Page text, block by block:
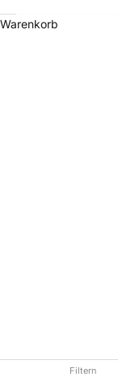
Warenkorb
Filtern